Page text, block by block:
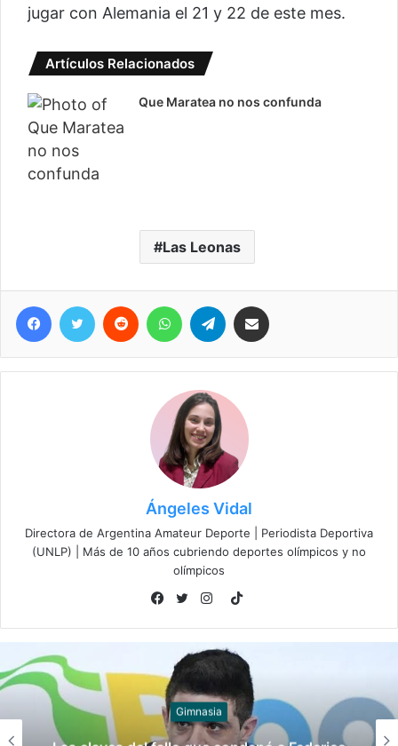
jugar con Alemania el 21 y 22 de este mes.
Artículos Relacionados
Que Maratea no nos confunda
Las Leonas
Facebook
Twitter Reddit WhatsAppTelegram
Ángeles Vidal
Directora de Argentina Amateur Deporte | Periodista Deportiva
(UNLP) | Más de 10 años cubriendo deportes olímpicos y no
olímpicos
TikTok
Juegos